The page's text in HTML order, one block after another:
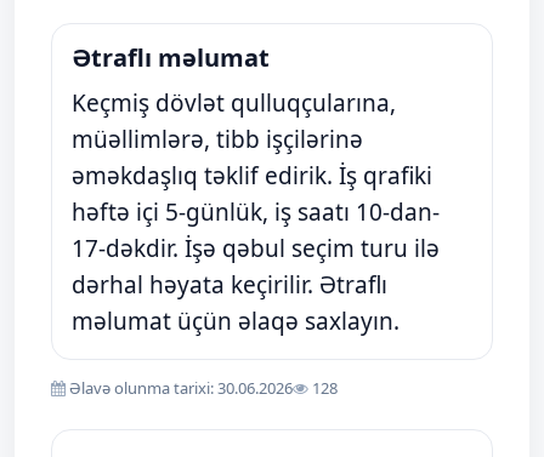
Ətraflı məlumat
Keçmiş dövlət qulluqçularına,
müəllimlərə, tibb işçilərinə
əməkdaşlıq təklif edirik. İş qrafiki
həftə içi 5-günlük, iş saatı 10-dan-
17-dəkdir. İşə qəbul seçim turu ilə
dərhal həyata keçirilir. Ətraflı
məlumat üçün əlaqə saxlayın.
Əlavə olunma tarixi: 30.06.2026 128